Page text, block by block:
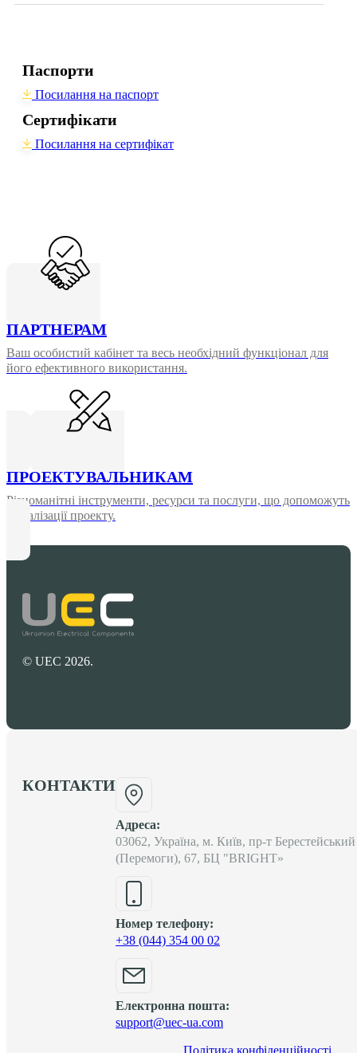
Паспорти
Посилання на паспорт
Сертифікати
Посилання на сертифікат
ПАРТНЕРАМ
Ваш особистий кабінет та весь необхідний функціонал для
його ефективного використання.
ПРОЕКТУВАЛЬНИКАМ
Різноманітні інструменти, ресурси та послуги, що допоможуть
у реалізації проекту.
© UEC 2026.
КОНТАКТИ
Адреса:
03062, Україна, м. Київ, пр-т Берестейський
(Перемоги), 67, БЦ "BRIGHT»
Номер телефону:
+38 (044) 354 00 02
Електронна пошта:
support@uec-ua.com
Політика конфіденційності